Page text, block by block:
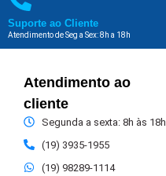
Suporte ao Cliente
Atendimento de Seg a Sex: 8h a 18h
Atendimento ao
cliente
Segunda a sexta: 8h às 18h
(19) 3935-1955
(19) 98289-1114